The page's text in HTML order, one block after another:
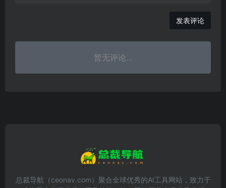
发表评论
暂无评论...
总裁导航（ceonav.com）聚合全球优秀的AI工具网站，致力于